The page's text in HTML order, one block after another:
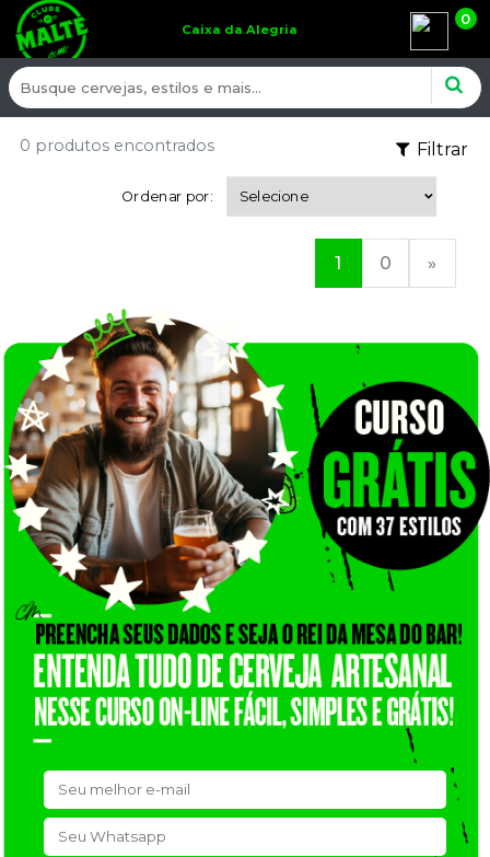
Caixa da Alegria
0
Filtrar
0 produtos encontrados
Ordenar por:
1 0 »